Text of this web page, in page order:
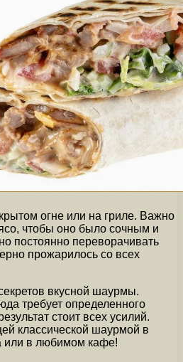
огне или на гриле. Важно
чтобы оно было сочным и
постоянно переворачивать
прожарилось со всех
вкусной шаурмы.
требует определенного
стоит всех усилий.
классической шаурмой в
или в любимом кафе!